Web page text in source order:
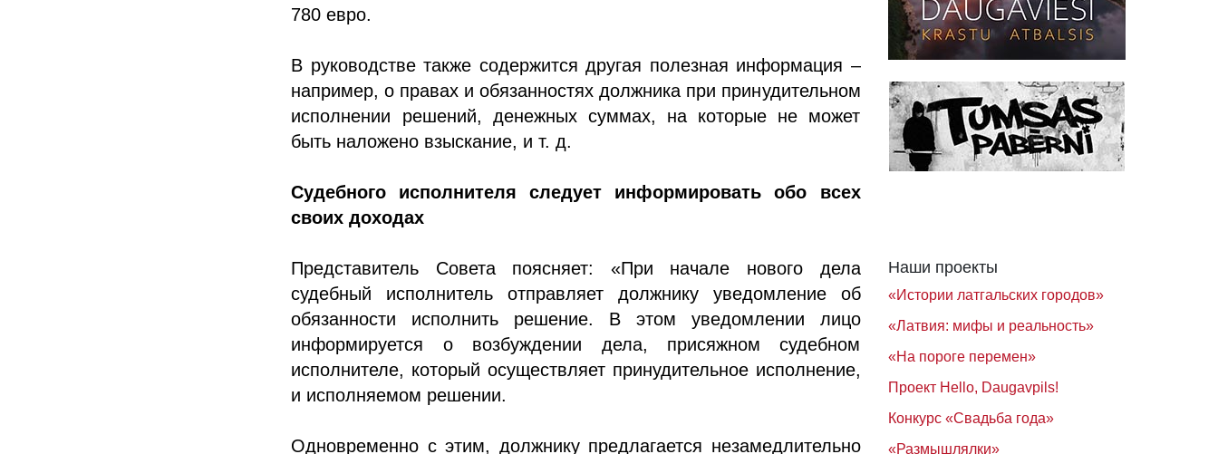
780 евро.
В руководстве также содержится другая полезная информация –
например, о правах и обязанностях должника при принудительном
исполнении решений, денежных суммах, на которые не может
быть наложено взыскание, и т. д.
Судебного исполнителя следует информировать обо всех
своих доходах
Представитель Совета поясняет: «При начале нового дела
судебный исполнитель отправляет должнику уведомление об
обязанности исполнить решение. В этом уведомлении лицо
информируется о возбуждении дела, присяжном судебном
исполнителе, который осуществляет принудительное исполнение,
и исполняемом решении.
Одновременно с этим, должнику предлагается незамедлительно
Наши проекты
«Истории латгальских городов»
«Латвия: мифы и реальность»
«На пороге перемен»
Проект Hello, Daugavpils!
Конкурс «Свадьба года»
«Размышлялки»